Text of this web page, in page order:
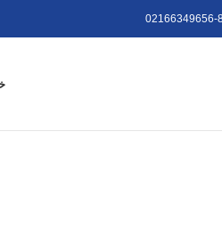
02166349656-